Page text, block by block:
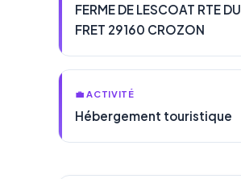
FERME DE LESCOAT RTE DU
FRET 29160 CROZON
💼 ACTIVITÉ
Hébergement touristique